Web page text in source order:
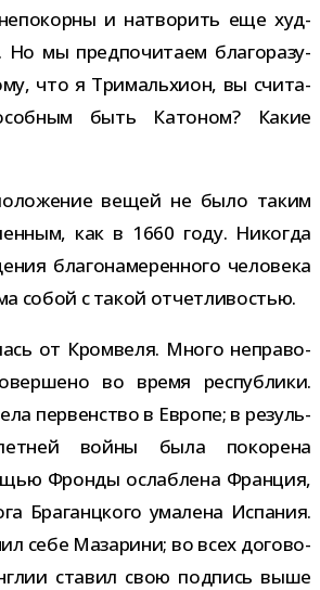
и натво­рить еще худ­
мы пред­по­чи­таем бла­го­ра­зу­
что я Тримальхион, вы счи­та­
быть Катоном? Какие
вещей не было таким
как в 1660 году. Никогда
бла­го­на­ме­рен­ного чело­века
собой с такой отчетливостью.
от Кромвеля. Много непра­во­
во время рес­пуб­лики.
пер­вен­ство в Европе; в резуль­
войны была поко­рена
Фронды ослаб­лена Франция,
Браганцкого ума­лена Испания.
себе Мазарини; во всех дого­во­
ста­вил свою под­пись выше